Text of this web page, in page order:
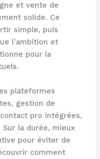
et vente de
solide. Ce
simple, puis
l’ambition et
pour la
plateformes
gestion de
pro intégrées,
la durée, mieux
pour éviter de
comment